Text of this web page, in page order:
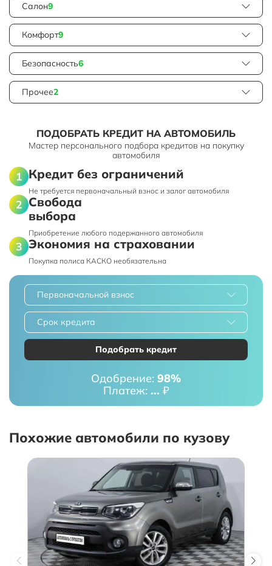
Салон9
Комфорт9
Безопасность6
Прочее2
ПОДОБРАТЬ КРЕДИТ НА АВТОМОБИЛЬ
Мастер персонального подбора кредитов на покупку
автомобиля
Кредит без ограничений
Не требуется первоначальный взнос и залог автомобиля
Свобода
выбора
Приобретение любого подержанного автомобиля
Экономия на страховании
Покупка полиса КАСКО необязательна
Первоначальной взнос
Срок кредита
Подобрать кредит
Одобрение: 98%
Платеж: ... ₽
Похожие автомобили по кузову